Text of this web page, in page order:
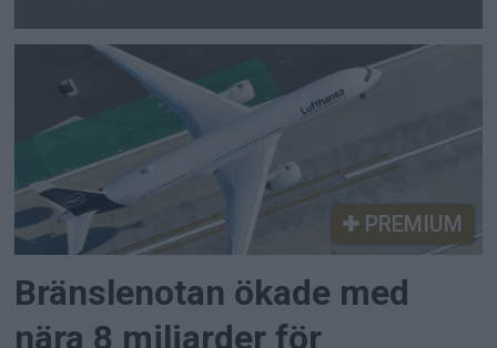
PREMIUM
Bränslenotan ökade med
nära 8 miljarder för